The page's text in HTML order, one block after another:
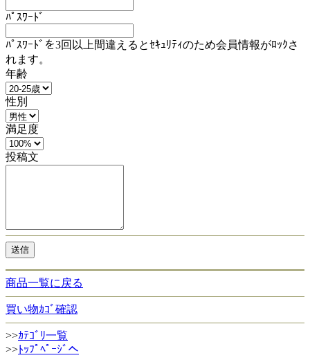
ﾊﾟｽﾜｰﾄﾞ
ﾊﾟｽﾜｰﾄﾞを3回以上間違えるとｾｷｭﾘﾃｨのため会員情報がﾛｯｸさ
れます。
年齢
性別
満足度
投稿文
商品一覧に戻る
買い物ｶｺﾞ確認
>>ｶﾃｺﾞﾘ一覧
>>ﾄｯﾌﾟﾍﾟｰｼﾞへ